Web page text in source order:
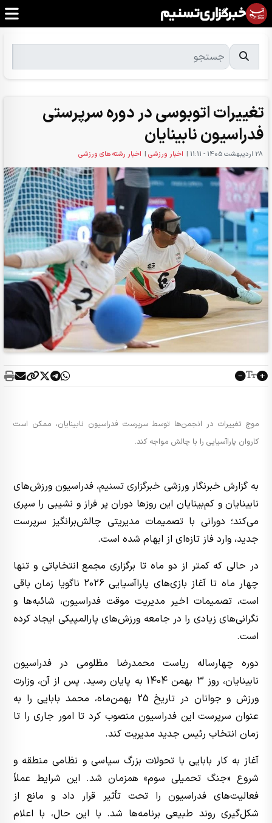
تغییرات اتوبوسی در دوره سرپرستی
فدراسیون نابینایان
28 ارديبهشت 1405 - 11:11 | اخبار ورزشی | اخبار رشته های ورزشی
موج تغییرات در انجمن‌ها توسط سرپرست فدراسیون نابینایان، ممکن است
کاروان پاراآسیایی را با چالش مواجه کند.
به گزارش خبرنگار ورزشی خبرگزاری تسنیم، فدراسیون ورزش‌های
نابینایان و کم‌بینایان این روزها دوران پر فراز‌ و‌ نشیبی را سپری
می‌کند؛ دورانی با تصمیمات مدیریتی چالش‌برانگیز سرپرست
جدید، وارد فاز تازه‌ای از ابهام شده است.
در حالی که کمتر از دو ماه تا برگزاری مجمع انتخاباتی و تنها
چهار ماه تا آغاز بازی‌های پاراآسیایی 2026 ناگویا زمان باقی
است، تصمیمات اخیر مدیریت موقت فدراسیون، شائبه‌ها و
نگرانی‌های زیادی را در جامعه ورزش‌های پارالمپیکی ایجاد کرده
است.
دوره چهارساله ریاست محمدرضا مظلومی در فدراسیون
نابینایان، روز 3 بهمن 1404 به پایان رسید. پس از آن، وزارت
ورزش و جوانان در تاریخ 25 بهمن‌ماه، محمد بابایی را به
عنوان سرپرست این فدراسیون منصوب کرد تا امور جاری را تا
زمان انتخاب رئیس جدید مدیریت کند.
آغاز به کار بابایی با تحولات بزرگ سیاسی و نظامی منطقه و
شروع «جنگ تحمیلی سوم» همزمان شد. این شرایط عملاً
فعالیت‌های فدراسیون را تحت تأثیر قرار داد و مانع از
شکل‌گیری روند طبیعی برنامه‌ها شد. با این حال، با اعلام